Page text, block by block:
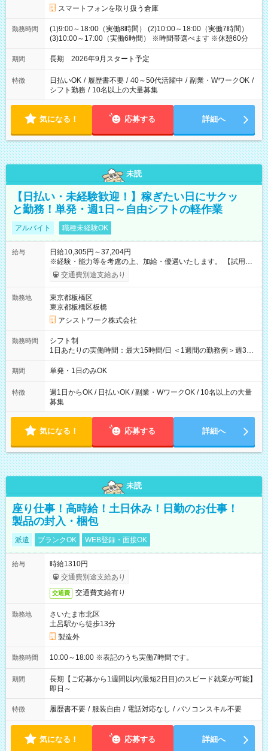
スマートフォンを取り扱う倉庫
勤務時間
(1)9:00～18:00（実働8時間） (2)10:00～18:00（実働7時間）
(3)10:00～17:00（実働6時間） ※時間帯選べます ※休憩60分
期間 長期 2026年9月スタート予定
特徴 日払いOK / 履歴書不要 / 40～50代活躍中 / 副業・WワークOK /
シフト勤務 / 10名以上の大量募集
気になる！ 応募する 詳細へ
未読
【日払い・未経験歓迎！】稼ぎたい日にサクッ
と勤務！単発・週1日～自由シフトの軽作業
アルバイト 職種未経験OK
給与
日給10,305円～37,204円
※経験・能力等を考慮の上、加給・優遇いたします。 【試用期
間】試用期間なし
交通費別途支給あり
勤務地
東京都板橋区
東京都板橋区板橋
アシストワーク株式会社
勤務時間
シフト制
1日あたりの実働時間：最大15時間/日 ＜1週間の勤務例＞週3回
勤務 勤務：月・水・金 休み：火・木・土・日 好きな時にお仕事
可能です！ ※1日あたりの最大実働時間は日勤、夜勤共に勤務し
期間 単発・1日のみOK
特徴
週1日からOK / 日払いOK / 副業・WワークOK / 10名以上の大量
募集
気になる！ 応募する 詳細へ
未読
座り仕事！高時給！土日休み！日勤のお仕事！
製品の封入・梱包
派遣 ブランクOK WEB登録・面接OK
給与
時給1310円
交通費別途支給あり
交通費 交通費支給有り
勤務地
さいたま市北区
土呂駅から徒歩13分
製造外
勤務時間 10:00～18:00 ※表記のうち実働7時間です。
期間
長期【ご応募から1週間以内(最短2日目)のスピード就業が可能】
即日～
特徴 履歴書不要 / 服装自由 / 電話対応なし / パソコンスキル不要
気になる！ 応募する 詳細へ